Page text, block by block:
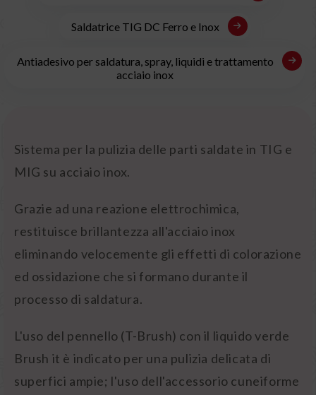
Saldatrice TIG DC Ferro e Inox
Antiadesivo per saldatura, spray, liquidi e trattamento
acciaio inox
Sistema per la pulizia delle parti saldate in TIG e
MIG su acciaio inox.
Grazie ad una reazione elettrochimica,
restituisce brillantezza all'acciaio inox
eliminando velocemente gli effetti di colorazione
ed ossidazione che si formano durante il
processo di saldatura.
L'uso del pennello (T-Brush) con il liquido verde
Brush it è indicato per una pulizia delicata di
superfici ampie; l'uso dell'accessorio cuneiforme